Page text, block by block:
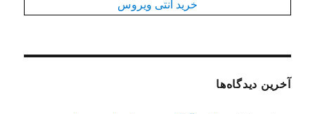
خرید آنتی ویروس
آخرین دیدگاه‌ها